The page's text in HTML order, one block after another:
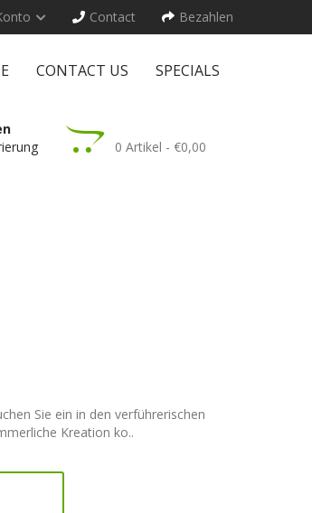
Contact Bezahlen
CONTACT US SPECIALS
0 Artikel - €0,00
Sie ein in den verführerischen
Kreation ko..